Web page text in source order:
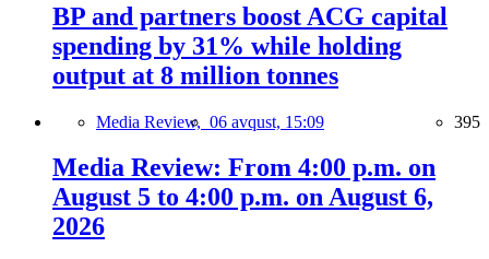
BP and partners boost ACG capital
spending by 31% while holding
output at 8 million tonnes
Media Review, 06 avqust, 15:09 395
Media Review: From 4:00 p.m. on
August 5 to 4:00 p.m. on August 6,
2026